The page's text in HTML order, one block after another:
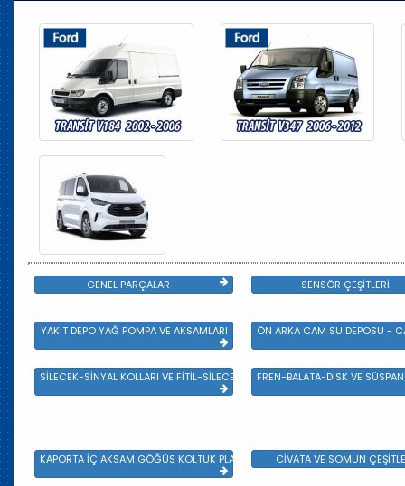
GENEL PARÇALAR SENSÖR ÇEŞİTLERİ
YAKIT DEPO YAĞ POMPA VE AKSAMLARI ÖN ARKA CAM SU DEPOSU -
SİLECEK-SİNYAL KOLLARI VE FİTİL-SİLECEK ÇEŞİTLERİFREN-BALATA-DİSK VE
KAPORTA İÇ AKSAM GÖĞÜS KOLTUK PLASTİK VE SAC AKSAM
CİVATA VE SOMUN